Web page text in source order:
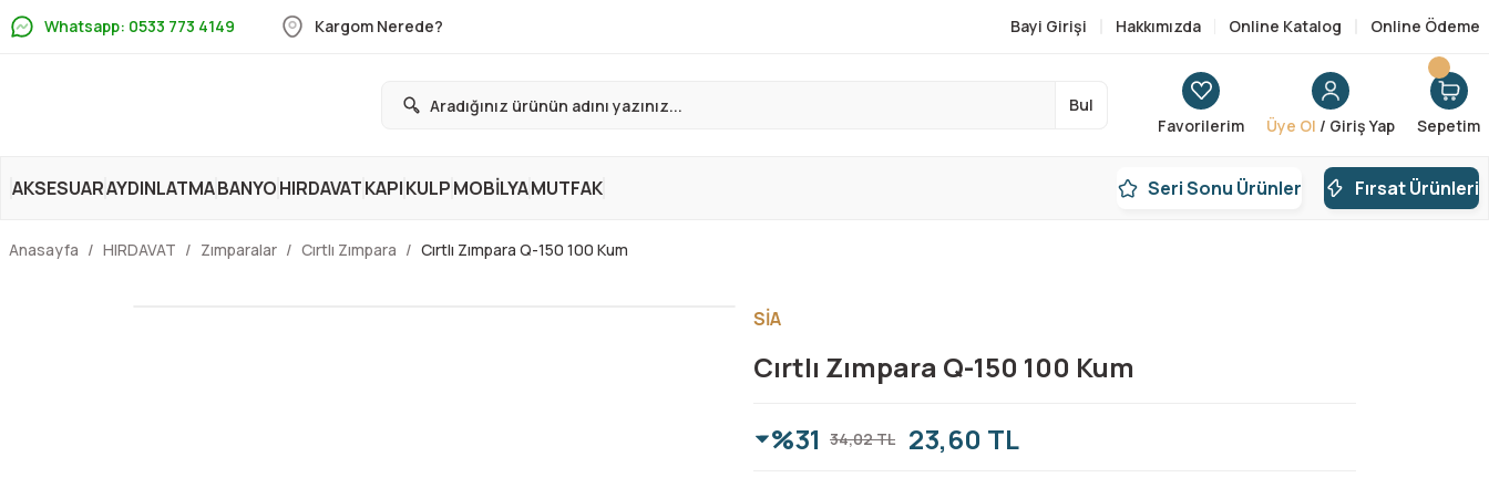
Whatsapp: 0533 773 4149 Kargom Nerede? Bayi Girişi Hakkımızda Online Katalog Online Ödeme
Bul
Favorilerim
Üye Ol / Giriş Yap Sepetim
AKSESUARAYDINLATMABANYOHIRDAVATKAPIKULPMOBİLYAMUTFAK Seri Sonu Ürünler Fırsat Ürünleri
Anasayfa HIRDAVAT Zımparalar Cırtlı Zımpara Cırtlı Zımpara Q-150 100 Kum
SİA
Cırtlı Zımpara Q-150 100 Kum
%31 34,02 TL 23,60 TL